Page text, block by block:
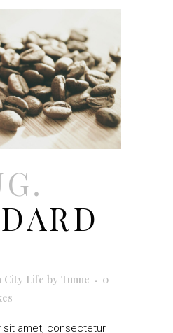
City Life by Tunne
0
sit amet, consectetur